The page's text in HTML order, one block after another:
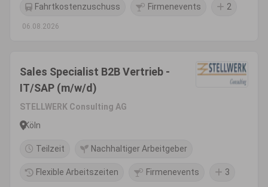
Fahrtkostenzuschuss Firmenevents 2
06.08.2026
Sales Specialist B2B Vertrieb -
IT/SAP (m/w/d)
STELLWERK Consulting AG
Köln
Teilzeit Nachhaltiger Arbeitgeber
Flexible Arbeitszeiten Firmenevents 3